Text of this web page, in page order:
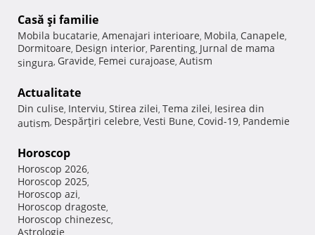
Casă şi familie
Mobila bucatarie, Amenajari interioare, Mobila, Canapele,
Dormitoare, Design interior, Parenting, Jurnal de mama
singura, Gravide, Femei curajoase, Autism
Actualitate
Din culise, Interviu, Stirea zilei, Tema zilei, Iesirea din
autism, Despărţiri celebre, Vesti Bune, Covid-19, Pandemie
Horoscop
Horoscop 2026,
Horoscop 2025,
Horoscop azi,
Horoscop dragoste,
Horoscop chinezesc,
Astrologie